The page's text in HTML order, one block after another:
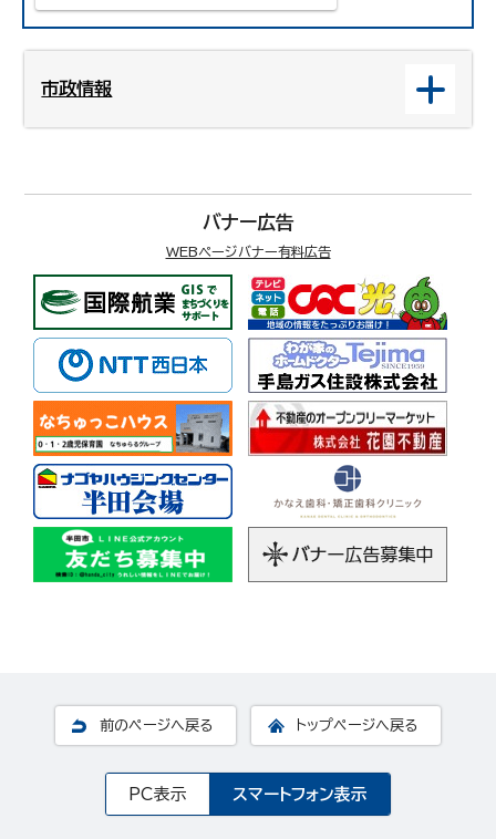
市政情報
バナー広告
WEBページバナー有料広告
前のページへ戻る トップページへ戻る
PC表示 スマートフォン表示